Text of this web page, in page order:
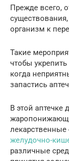
Прежде всего,
организм к
Такие
чтобы
когда
запастись
В этой
желудочно-
различные